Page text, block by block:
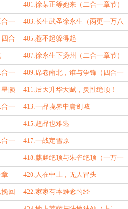
401.徐某正等她来（二合一章节）
合一 403.长生武圣徐永生（两更一万八
千六百字到！）
合 405.惹不起躲得起
407.徐永生下扬州（二合一章节）
合一 409.席卷南北，谁与争锋（四合一
章节，一万两千字）
陨 411.后天升华天赋，灵性绝顶！
（万字三合一大章节）
合一 413.一品境界中庸剑城
415.超品也难逃
合一 417.一战定雪原
418.麒麟绝顶与朱雀绝顶（一万一
千字，三合一大章节）
章 420.人在中土，无人冒头
回 422.家家有本难念的经